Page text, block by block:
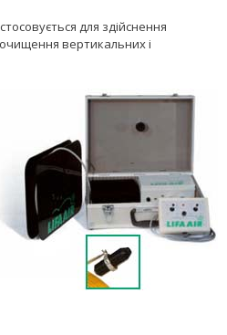
для здійснення
вертикальних і